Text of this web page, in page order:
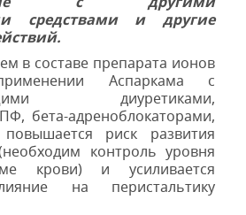
средствами и другие
в составе препарата ионов
Аспаркама с
диуретиками,
бета-адреноблокаторами,
риск развития
контроль уровня
крови) и усиливается
на перистальтику